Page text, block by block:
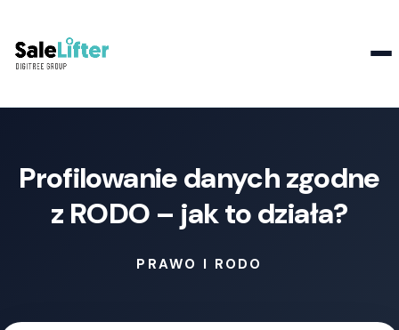
Profilowanie danych zgodne
z RODO – jak to działa?
PRAWO I RODO